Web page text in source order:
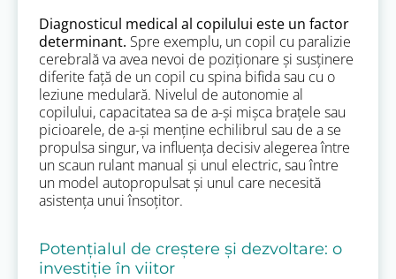
Diagnosticul medical al copilului este un factor
determinant. Spre exemplu, un copil cu paralizie
cerebrală va avea nevoi de poziționare și susținere
diferite față de un copil cu spina bifida sau cu o
leziune medulară. Nivelul de autonomie al
copilului, capacitatea sa de a-și mișca brațele sau
picioarele, de a-și menține echilibrul sau de a se
propulsa singur, va influența decisiv alegerea între
un scaun rulant manual și unul electric, sau între
un model autopropulsat și unul care necesită
asistența unui însoțitor.
Potențialul de creștere și dezvoltare: o
investiție în viitor